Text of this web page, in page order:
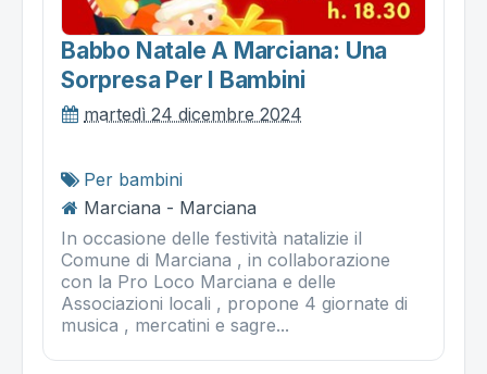
Babbo Natale A Marciana: Una
Sorpresa Per I Bambini
martedì 24 dicembre 2024
Per bambini
Marciana - Marciana
In occasione delle festività natalizie il
Comune di Marciana , in collaborazione
con la Pro Loco Marciana e delle
Associazioni locali , propone 4 giornate di
musica , mercatini e sagre...